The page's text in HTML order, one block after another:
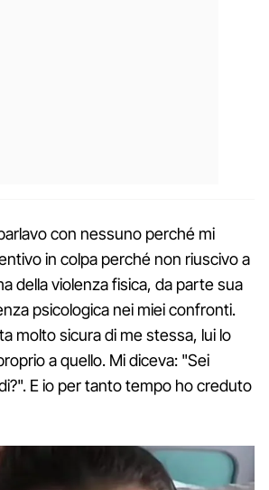
con nessuno perché mi
in colpa perché non riuscivo a
della violenza fisica, da parte sua
psicologica nei miei confronti.
molto sicura di me stessa, lui lo
a quello. Mi diceva: "Sei
E io per tanto tempo ho creduto